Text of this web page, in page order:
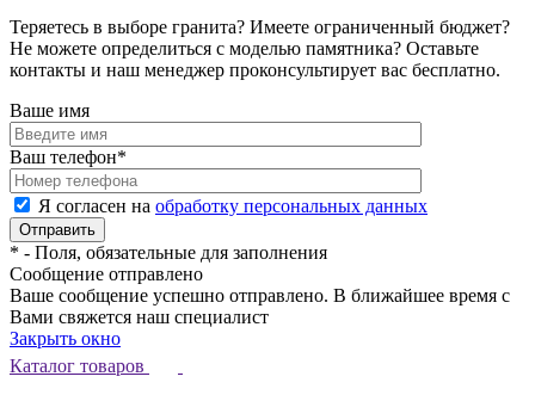
Теряетесь в выборе гранита? Имеете ограниченный бюджет?
Не можете определиться с моделью памятника? Оставьте
контакты и наш менеджер проконсультирует вас бесплатно.
Ваше имя
Ваш телефон*
Я согласен на обработку персональных данных
* - Поля, обязательные для заполнения
Сообщение отправлено
Ваше сообщение успешно отправлено. В ближайшее время с
Вами свяжется наш специалист
Закрыть окно
Каталог товаров